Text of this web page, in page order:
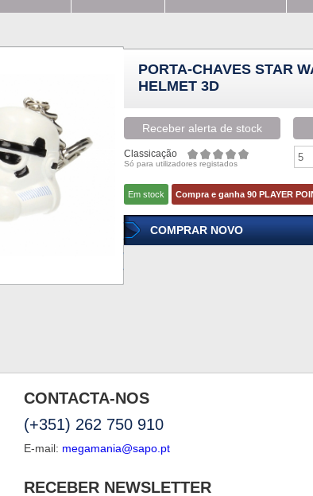
PORTA-CHAVES STAR
HELMET 3D
Receber alerta de stock
Classicação
Só para utilizadores registados
Em stock Compra e ganha 90 PLAYER
COMPRAR NOVO
CONTACTA-NOS
(+351) 262 750 910
E-mail: megamania@sapo.pt
RECEBER NEWSLETTER